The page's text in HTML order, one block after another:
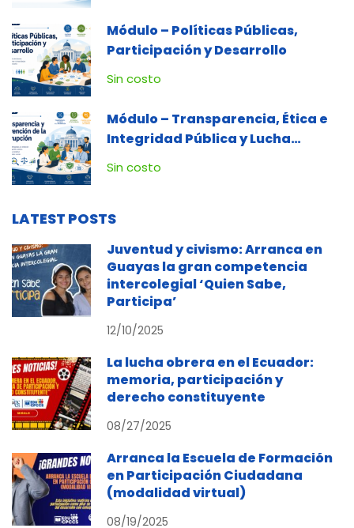
SOCIAL
Módulo – Políticas Públicas,
Participación y Desarrollo
Sin costo
Módulo – Transparencia, Ética e
Integridad Pública y Lucha
Contra la Corrupción
Sin costo
LATEST POSTS
Juventud y civismo: Arranca en
Guayas la gran competencia
intercolegial ‘Quien Sabe,
Participa’
12/10/2025
La lucha obrera en el Ecuador:
memoria, participación y
derecho constituyente
08/27/2025
Arranca la Escuela de Formación
en Participación Ciudadana
(modalidad virtual)
08/19/2025